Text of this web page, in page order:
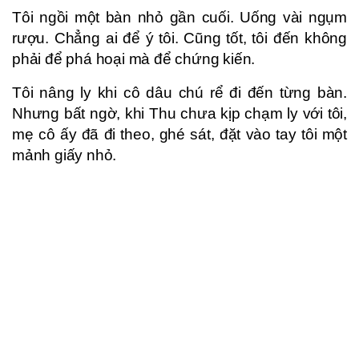
Tôi ngồi một bàn nhỏ gần cuối. Uống vài ngụm
rượu. Chẳng ai để ý tôi. Cũng tốt, tôi đến không
phải để phá hoại mà để chứng kiến.
Tôi nâng ly khi cô dâu chú rể đi đến từng bàn.
Nhưng bất ngờ, khi Thu chưa kịp chạm ly với tôi,
mẹ cô ấy đã đi theo, ghé sát, đặt vào tay tôi một
mảnh giấy nhỏ.